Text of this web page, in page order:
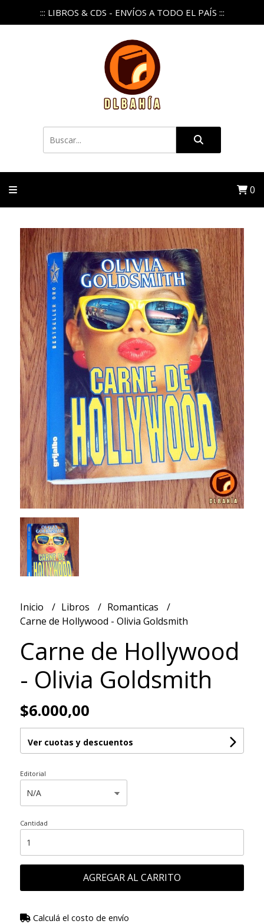
::: LIBROS & CDS - ENVÍOS A TODO EL PAÍS :::
0
Inicio Libros
Romanticas
Carne de Hollywood - Olivia Goldsmith
Carne de Hollywood
- Olivia Goldsmith
$6.000,00
Ver cuotas y descuentos
Editorial
Cantidad
AGREGAR AL CARRITO
Calculá el costo de envío